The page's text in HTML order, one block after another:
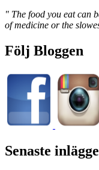
" The food you eat can
of medicine or the
Följ Bloggen
Senaste